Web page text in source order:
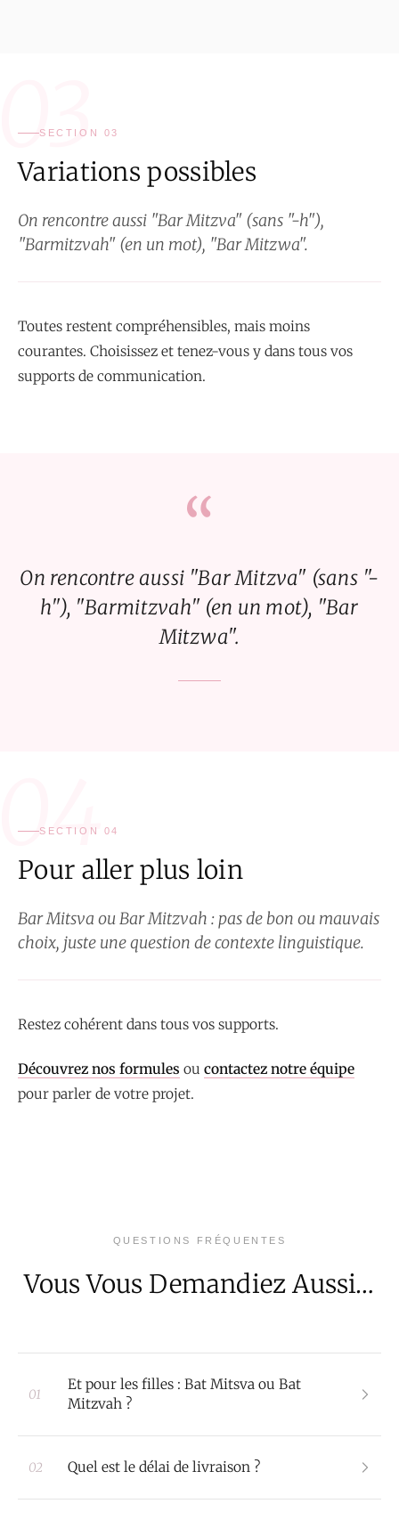
SECTION 03
Variations possibles
On rencontre aussi "Bar Mitzva" (sans "-h"),
"Barmitzvah" (en un mot), "Bar Mitzwa".
Toutes restent compréhensibles, mais moins
courantes. Choisissez et tenez-vous y dans tous vos
supports de communication.
“
On rencontre aussi "Bar Mitzva" (sans "-
h"), "Barmitzvah" (en un mot), "Bar
Mitzwa".
SECTION 04
Pour aller plus loin
Bar Mitsva ou Bar Mitzvah : pas de bon ou mauvais
choix, juste une question de contexte linguistique.
Restez cohérent dans tous vos supports.
Découvrez nos formules ou contactez notre équipe
pour parler de votre projet.
QUESTIONS FRÉQUENTES
Vous Vous Demandiez Aussi…
01
Et pour les filles : Bat Mitsva ou Bat
Mitzvah ?
02 Quel est le délai de livraison ?